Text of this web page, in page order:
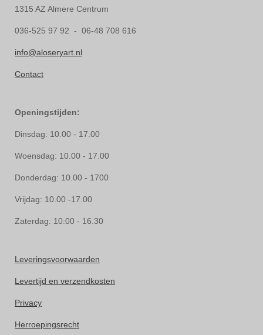
1315 AZ Almere Centrum
036-525 97 92 - 06-48 708 616
info@aloseryart.nl
Contact
Openingstijden:
Dinsdag: 10.00 - 17.00
Woensdag: 10.00 - 17.00
Donderdag: 10.00 - 1700
Vrijdag: 10.00 -17.00
Zaterdag: 10:00 - 16.30
Leveringsvoorwaarden
Levertijd en verzendkosten
Privacy
Herroepingsrecht